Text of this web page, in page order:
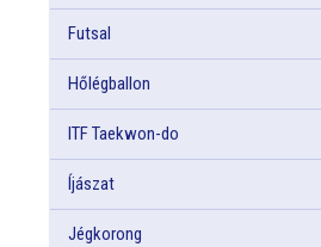
Futsal
Hőlégballon
ITF Taekwon-do
Íjászat
Jégkorong